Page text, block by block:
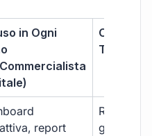
in Ogni
report
Report
gestione